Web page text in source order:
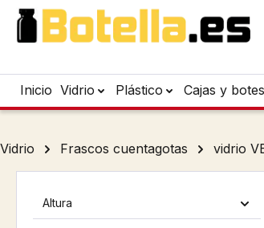
al contenido principal
Saltar a la búsqueda
Saltar a la navegación principal
Inicio Vidrio Plástico Cajas y botes
Vidrio Frascos cuentagotas vidrio
Altura